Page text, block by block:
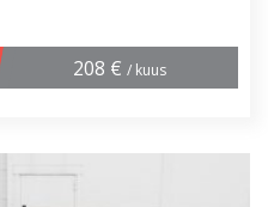
208 € / kuus